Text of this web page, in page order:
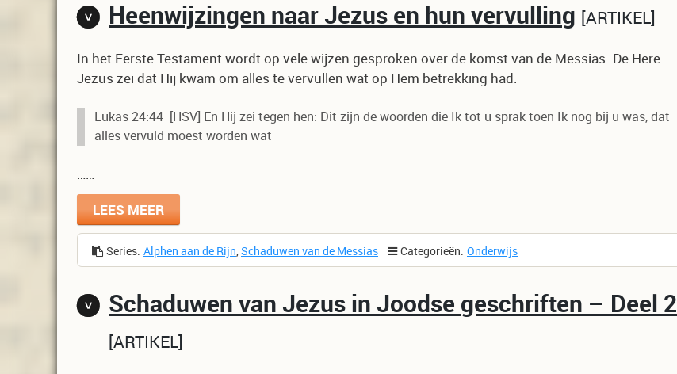
Heenwijzingen naar Jezus en hun vervulling ARTIKEL
In het Eerste Testament wordt op vele wijzen gesproken over de komst van de Messias. De Here
Jezus zei dat Hij kwam om alles te vervullen wat op Hem betrekking had.
Lukas 24:44 [HSV] En Hij zei tegen hen: Dit zijn de woorden die Ik tot u sprak toen Ik nog bij u was, dat
alles vervuld moest worden wat
……
LEES MEER
Series: Alphen aan de Rijn,Schaduwen van de Messias Categorieën: Onderwijs
Schaduwen van Jezus in Joodse geschriften – Deel 2
ARTIKEL